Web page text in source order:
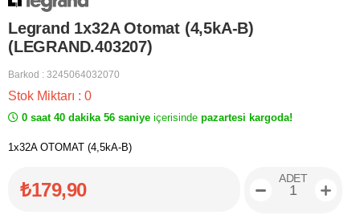
Legrand 1x32A Otomat (4,5kA-B)
(LEGRAND.403207)
Barkod : 3245064032070
Stok Miktarı : 0
0 saat 40 dakika 56 saniye içerisinde pazartesi kargoda!
1x32A OTOMAT (4,5kA-B)
₺179,90
ADET